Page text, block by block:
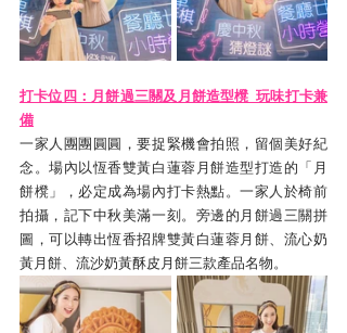
打卡位四：月餅過三關及月餅造型櫈  玩味打卡兼
備
一家人團團圓圓，要捉緊機會拍照，留個美好紀
念。場內以恆香雙黃白蓮蓉月餅造型打造的「月
餅櫈」，必定成為場內打卡熱點。一家人於椅前
拍攝，記下中秋美滿一刻。旁邊的月餅過三關拼
圖，可以轉出恆香招牌雙黃白蓮蓉月餅、流心奶
黃月餅、流沙奶黃酥皮月餅三款產品名物。